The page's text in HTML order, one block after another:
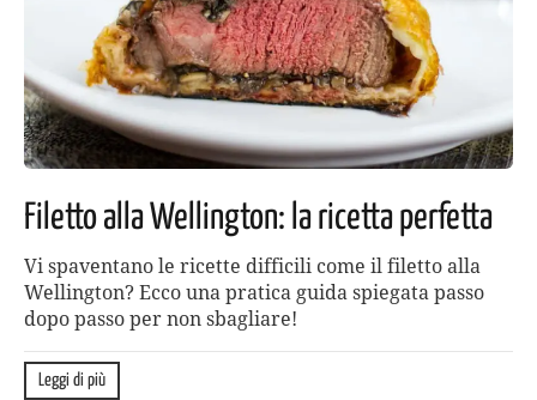
Filetto alla Wellington: la ricetta perfetta
Vi spaventano le ricette difficili come il filetto alla
Wellington? Ecco una pratica guida spiegata passo
dopo passo per non sbagliare!
Leggi di più